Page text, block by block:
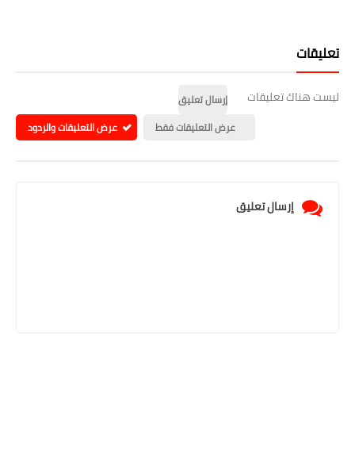
تعليقات
ليست هناك تعليقات
إرسال تعليق
عرض التعليقات فقط
عرض التعليقات والردود
إرسال تعليق